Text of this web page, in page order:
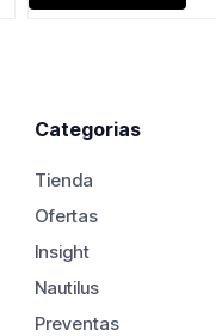
Categorias
Tienda
Ofertas
Insight
Nautilus
Preventas